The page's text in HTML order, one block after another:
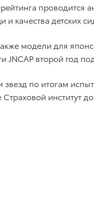
проводится
качества детских
модели для
JNCAP второй год
звезд по итогам
институт